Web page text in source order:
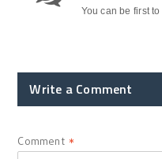
You can be first to
Write a Comment
Comment *